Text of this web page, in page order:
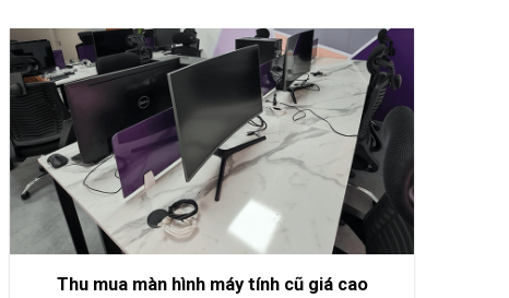
Thu mua màn hình máy tính cũ giá cao